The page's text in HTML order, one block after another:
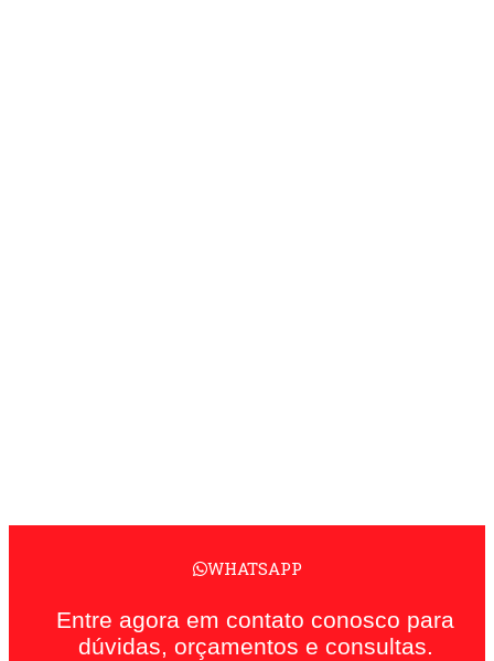
WHATSAPP
Entre agora em contato conosco para
dúvidas, orçamentos e consultas.